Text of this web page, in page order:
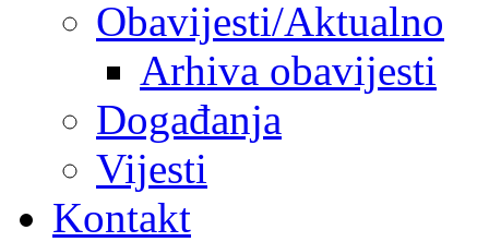
Obavijesti/Aktualno
Arhiva obavijesti
Događanja
Vijesti
Kontakt